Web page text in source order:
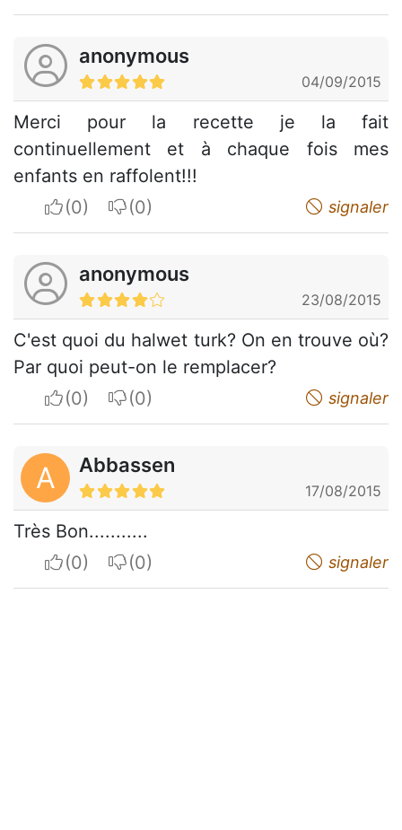
anonymous
04/09/2015
Merci pour la recette je la fait
continuellement et à chaque fois mes
enfants en raffolent!!!
I apreciateI do not appreciate signaler
anonymous
23/08/2015
C'est quoi du halwet turk? On en trouve où?
Par quoi peut-on le remplacer?
I apreciateI do not appreciate signaler
A Abbassen
17/08/2015
Très Bon...........
I apreciateI do not appreciate signaler